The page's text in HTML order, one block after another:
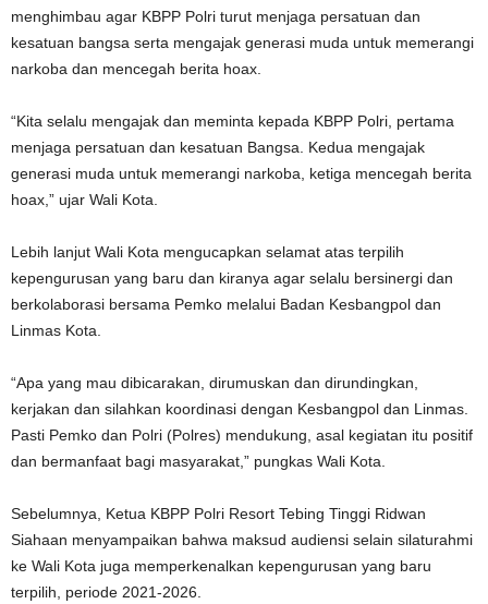
menghimbau agar KBPP Polri turut menjaga persatuan dan
kesatuan bangsa serta mengajak generasi muda untuk memerangi
narkoba dan mencegah berita hoax.
“Kita selalu mengajak dan meminta kepada KBPP Polri, pertama
menjaga persatuan dan kesatuan Bangsa. Kedua mengajak
generasi muda untuk memerangi narkoba, ketiga mencegah berita
hoax,” ujar Wali Kota.
Lebih lanjut Wali Kota mengucapkan selamat atas terpilih
kepengurusan yang baru dan kiranya agar selalu bersinergi dan
berkolaborasi bersama Pemko melalui Badan Kesbangpol dan
Linmas Kota.
“Apa yang mau dibicarakan, dirumuskan dan dirundingkan,
kerjakan dan silahkan koordinasi dengan Kesbangpol dan Linmas.
Pasti Pemko dan Polri (Polres) mendukung, asal kegiatan itu positif
dan bermanfaat bagi masyarakat,” pungkas Wali Kota.
Sebelumnya, Ketua KBPP Polri Resort Tebing Tinggi Ridwan
Siahaan menyampaikan bahwa maksud audiensi selain silaturahmi
ke Wali Kota juga memperkenalkan kepengurusan yang baru
terpilih, periode 2021-2026.